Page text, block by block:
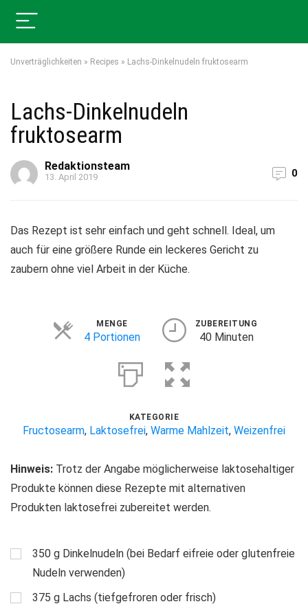
Unverträglichkeiten » Recipes » Lachs-Dinkelnudeln fruktosearm
Lachs-Dinkelnudeln
fruktosearm
Redaktionsteam
13. April 2019 0
Das Rezept ist sehr einfach und geht schnell. Ideal, um
auch für eine größere Runde ein leckeres Gericht zu
zaubern ohne viel Arbeit in der Küche.
MENGE
4 PortionenPortionen
ZUBEREITUNG
40 Minuten
KATEGORIE
Fructosearm, Laktosefrei, Warme Mahlzeit, Weizenfrei
Hinweis: Trotz der Angabe möglicherweise laktosehaltiger
Produkte können diese Rezepte mit alternativen
Produkten laktosefrei zubereitet werden.
350 g Dinkelnudeln (bei Bedarf eifreie oder glutenfreie
Nudeln verwenden)
375 g Lachs (tiefgefroren oder frisch)